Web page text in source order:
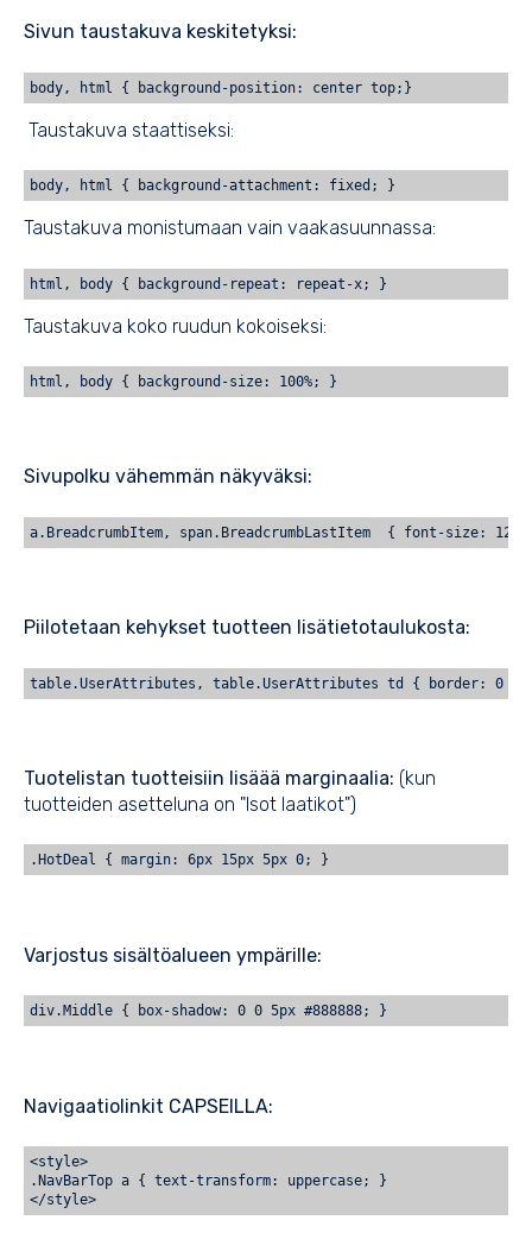
Sivun taustakuva keskitetyksi:
body, html { background-position: center top;}
Taustakuva staattiseksi:
body, html { background-attachment: fixed; }
Taustakuva monistumaan vain vaakasuunnassa:
html, body { background-repeat: repeat-x; }
Taustakuva koko ruudun kokoiseksi:
html, body { background-size: 100%; }
Sivupolku vähemmän näkyväksi:
a.BreadcrumbItem, span.BreadcrumbLastItem  { font-size:
Piilotetaan kehykset tuotteen lisätietotaulukosta:
table.UserAttributes, table.UserAttributes td { border: 0
Tuotelistan tuotteisiin lisäää marginaalia: (kun
tuotteiden asetteluna on "Isot laatikot")
.HotDeal { margin: 6px 15px 5px 0; }
Varjostus sisältöalueen ympärille:
div.Middle { box-shadow: 0 0 5px #888888; }
Navigaatiolinkit CAPSEILLA:
<style>
.NavBarTop a { text-transform: uppercase; }
</style>